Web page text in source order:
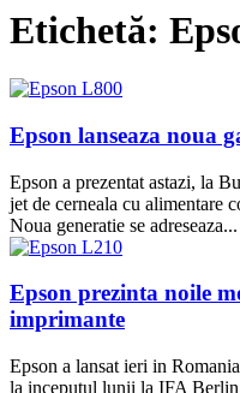
Etichetă:
Epson lanseaza noua
Epson a prezentat astazi, la
jet de cerneala cu alimentare
Noua generatie se adreseaza...
Epson prezinta noile
imprimante
Epson a lansat ieri in
la inceputul lunii la IFA